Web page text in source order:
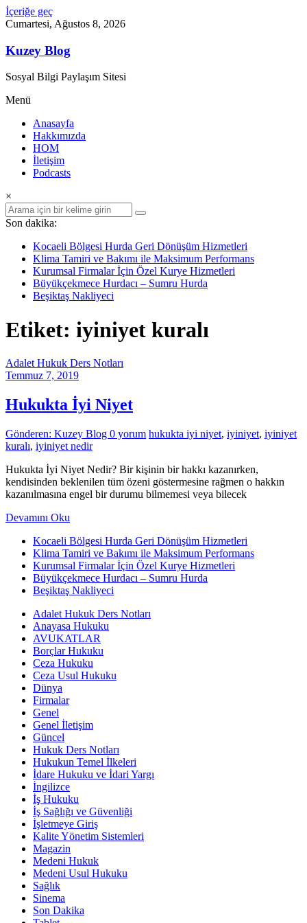
İçeriğe geç
Cumartesi, Ağustos 8, 2026
Kuzey Blog
Sosyal Bilgi Paylaşım Sitesi
Menü
Anasayfa
Hakkımızda
HOM
İletişim
Podcasts
×
Son dakika:
Kocaeli Bölgesi Hurda Geri Dönüşüm Hizmetleri
Klima Tamiri ve Bakımı ile Maksimum Performans
Kurumsal Firmalar İçin Özel Kurye Hizmetleri
Büyükçekmece Hurdacı – Sumru Hurda
Beşiktaş Nakliyeci
Etiket: iyiniyet kuralı
Adalet Hukuk Ders Notları
Temmuz 7, 2019
Hukukta İyi Niyet
Gönderen: Kuzey Blog 0 yorum hukukta iyi niyet, iyiniyet, iyiniyet
kuralı, iyiniyet nedir
Hukukta İyi Niyet Nedir? Bir kişinin bir hakkı kazanırken,
kendisinden beklenilen tüm özeni göstermesine rağmen o hakkın
kazanılmasına engel bir durumu bilmemesi veya bilecek
Devamını Oku
Kocaeli Bölgesi Hurda Geri Dönüşüm Hizmetleri
Klima Tamiri ve Bakımı ile Maksimum Performans
Kurumsal Firmalar İçin Özel Kurye Hizmetleri
Büyükçekmece Hurdacı – Sumru Hurda
Beşiktaş Nakliyeci
Adalet Hukuk Ders Notları
Anayasa Hukuku
AVUKATLAR
Borçlar Hukuku
Ceza Hukuku
Ceza Usul Hukuku
Dünya
Firmalar
Genel
Genel İletişim
Güncel
Hukuk Ders Notları
Hukukun Temel İlkeleri
İdare Hukuku ve İdari Yargı
İngilizce
İş Hukuku
İş Sağlığı ve Güvenliği
İşletmeye Giriş
Kalite Yönetim Sistemleri
Magazin
Medeni Hukuk
Medeni Usul Hukuku
Sağlık
Sinema
Son Dakika